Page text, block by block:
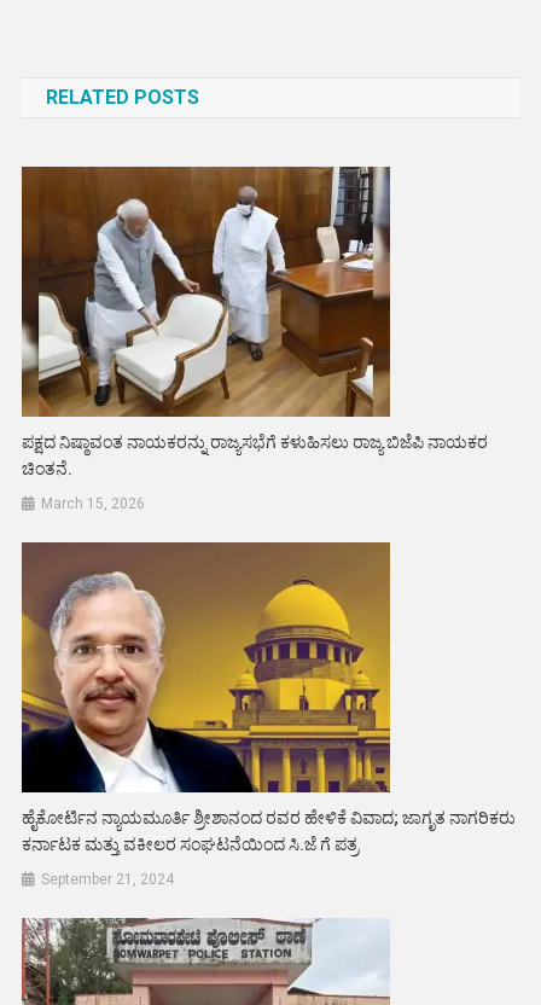
RELATED POSTS
ಪಕ್ಷದ ನಿಷ್ಠಾವಂತ ನಾಯಕರನ್ನು ರಾಜ್ಯಸಭೆಗೆ ಕಳುಹಿಸಲು ರಾಜ್ಯ ಬಿಜೆಪಿ ನಾಯಕರ
ಚಿಂತನೆ.
March 15, 2026
ಹೈಕೋರ್ಟಿನ ನ್ಯಾಯಮೂರ್ತಿ ಶ್ರೀಶಾನಂದ‌ ರವರ ಹೇಳಿಕೆ ವಿವಾದ; ಜಾಗೃತ ನಾಗರಿಕರು
ಕರ್ನಾಟಕ ಮತ್ತು ವಕೀಲರ ಸಂಘಟನೆಯಿಂದ ಸಿ.ಜೆ ಗೆ ಪತ್ರ
September 21, 2024